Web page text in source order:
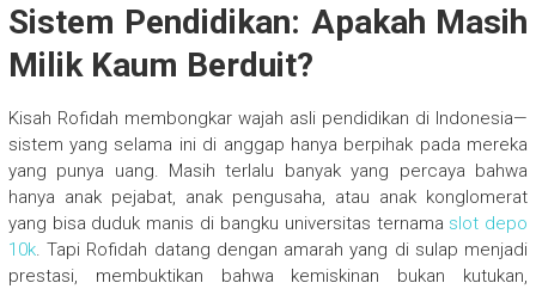
Sistem Pendidikan: Apakah Masih
Milik Kaum Berduit?
Kisah Rofidah membongkar wajah asli pendidikan di Indonesia—
sistem yang selama ini di anggap hanya berpihak pada mereka
yang punya uang. Masih terlalu banyak yang percaya bahwa
hanya anak pejabat, anak pengusaha, atau anak konglomerat
yang bisa duduk manis di bangku universitas ternama slot depo
10k. Tapi Rofidah datang dengan amarah yang di sulap menjadi
prestasi, membuktikan bahwa kemiskinan bukan kutukan,